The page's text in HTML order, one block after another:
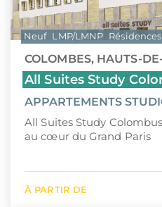
COLOMBES, HAUTS-
All Suites Study
APPARTEMENTS
All Suites Study
au cœur du Grand Paris
À PARTIR DE
Neuf LMP/LMNP